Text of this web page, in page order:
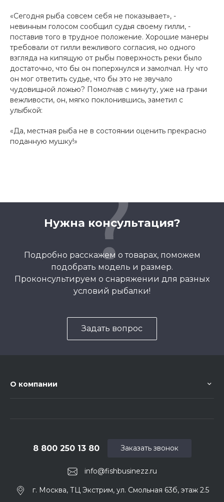
«Сегодня рыба совсем себя не показывает», -
невинным голосом сообщил судья своему гилли, -
поставив того в трудное положение. Хорошие манеры
требовали от гилли вежливого согласия, но одного
взгляда на кипящую от рыбы поверхность реки было
достаточно, что бы он поперхнулся и замолчал. Ну что
он мог ответить судье, что бы это не звучало
чудовищной ложью? Помолчав с минуту, уже на грани
вежливости, он, мягко поклонившись, заметил с
улыбкой:
«Да, местная рыба не в состоянии оценить прекрасно
поданную мушку!»
Нужна консультация?
Подробно расскажем о товарах, поможем
подобрать модель и размер.
Проконсультируем о снаряжении для разных
условий рыбалки!
Задать вопрос
О компании
info@fishbusinezz.ru
8 800 250 13 80
г. Москва, ТЦ Экстрим, ул. Смольная 63б, этаж 2.5
Заказать звонок